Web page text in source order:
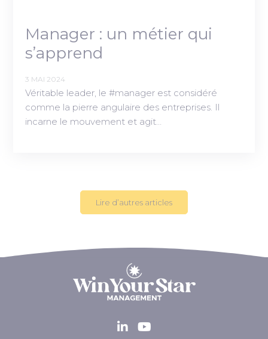
Manager : un métier qui
s’apprend
3 MAI 2024
Véritable leader, le #manager est considéré
comme la pierre angulaire des entreprises. Il
incarne le mouvement et agit…
Lire d’autres articles